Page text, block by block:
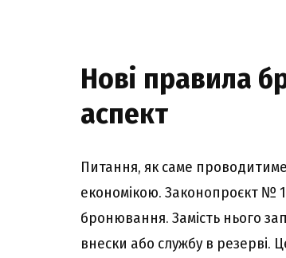
Нові правила
аспект
Питання, як саме
економікою. Законопроєкт №
бронювання. Замість нього
внески або службу в резерві.